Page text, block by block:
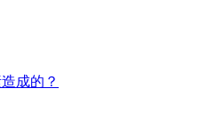
成的？